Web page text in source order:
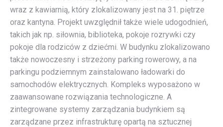
wraz z kawiarnią, który zlokalizowany jest na 31. piętrze
oraz kantyna. Projekt uwzględnił także wiele udogodnień,
takich jak np. siłownia, biblioteka, pokoje rozrywki czy
pokoje dla rodziców z dziećmi. W budynku zlokalizowano
także nowoczesny i strzeżony parking rowerowy, a na
parkingu podziemnym zainstalowano ładowarki do
samochodów elektrycznych. Kompleks wyposażono w
zaawansowane rozwiązania technologiczne. A
zintegrowane systemy zarządzania budynkiem są
zarządzane przez infrastrukturę opartą na sztucznej